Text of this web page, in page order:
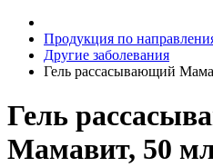
Продукция по
Другие заболевания
Гель рассасывающий
Гель
Мамавит, 50